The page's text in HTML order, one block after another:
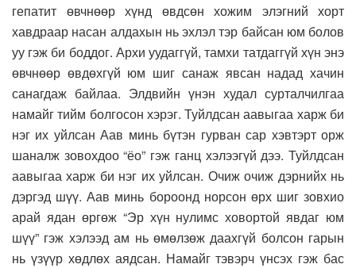
гепатит өвчнөөр хүнд өвдсөн хожим элэгний хорт
хавдраар насан алдахын нь эхлэл тэр байсан юм болов
уу гэж би боддог. Архи уудаггүй, тамхи татдаггүй хүн энэ
өвчнөөр өвдөхгүй юм шиг санаж явсан надад хачин
санагдаж байлаа. Элдвийн үнэн худал сурталчилгаа
намайг тийм болгосон хэрэг. Туйлдсан аавыгаа харж би
нэг их уйлсан Аав минь бүтэн гурван сар хэвтэрт орж
шаналж зовохдоо “ёо” гэж ганц хэлээгүй дээ. Туйлдсан
аавыгаа харж би нэг их уйлсан. Очиж очиж дэрнийх нь
дэргэд шүү. Аав минь бороонд норсон өрх шиг зовхио
арай ядан өргөж “Эр хүн нулимс ховортой явдаг юм
шүү” гэж хэлээд ам нь өмөлзөж даахгүй болсон гарын
нь үзүүр хөдлөх аядсан. Намайг тэвэрч үнсэх гэж бас